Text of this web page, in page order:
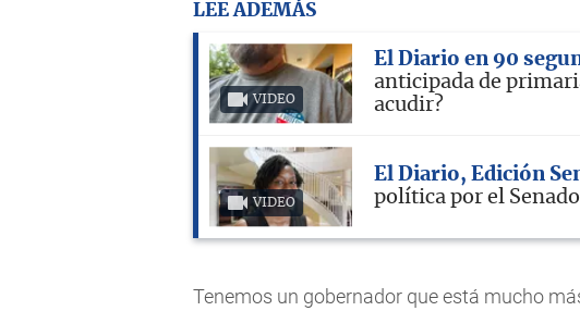
LEE ADEMÁS
VIDEO
El Diario en 90
anticipada de
acudir?
VIDEO
El Diario, Edición
política por el Senado
Tenemos un gobernador que está mucho